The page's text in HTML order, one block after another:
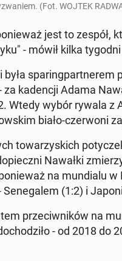
(Fot. WOJTEK
jest to zespół,
- mówił kilka
spar­ing­part­nerem
kadencji Adama
Wtedy wybór rywala z
biało-cz­er­woni
to­warzys­kich
Nawałki
na mundi­alu
(1:2) i
prze­ci­wników na
- od 2018 do